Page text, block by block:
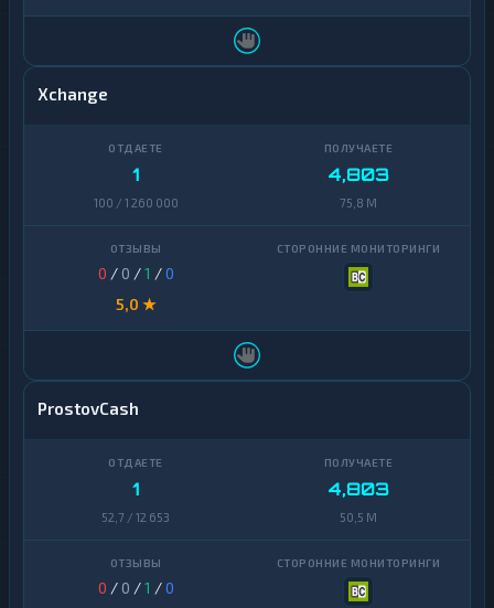
Xchange
1
100 / 1 260 000
4,803
75,8 M
0 / 0 /1 /0
5,0 ★
ProstovCash
1
52,7 / 12 653
4,803
50,5 M
0 / 0 /1 /0